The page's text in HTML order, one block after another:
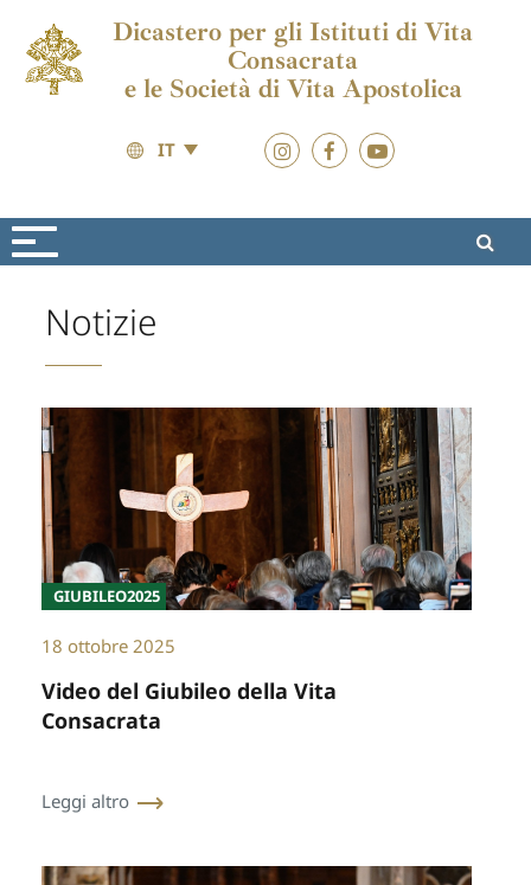
Dicastero per gli Istituti di Vita
Consacrata
e le Società di Vita Apostolica
IT
Notizie
GIUBILEO2025
18 ottobre 2025
Video del Giubileo della Vita
Consacrata
Leggi altro